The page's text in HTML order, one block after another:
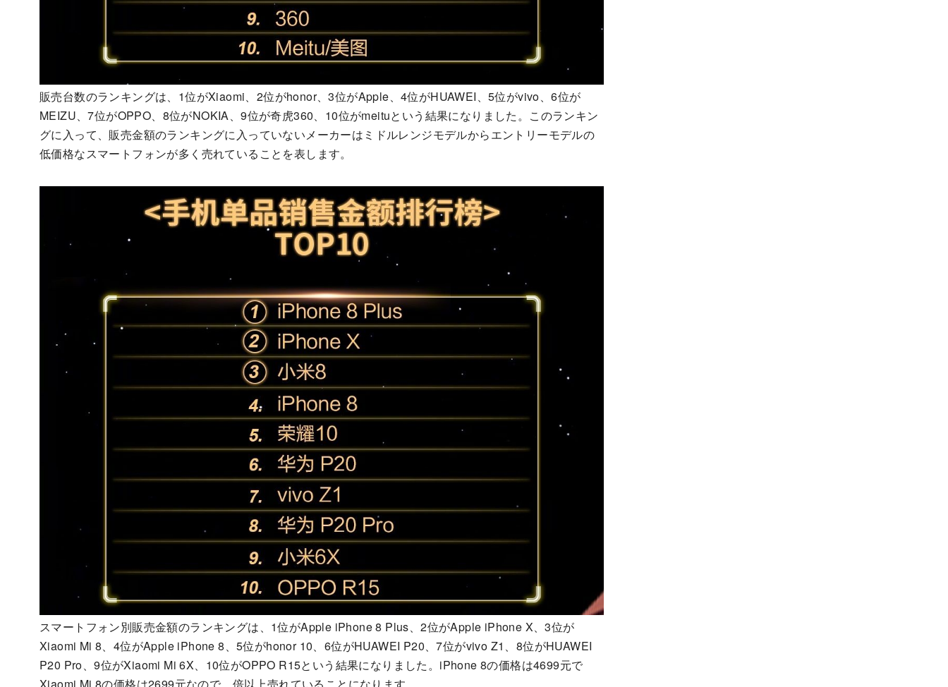
販売台数のランキングは、1位がXiaomi、2位がhonor、3位がApple、4位がHUAWEI、5位がvivo、6位が
MEIZU、7位がOPPO、8位がNOKIA、9位が奇虎360、10位がmeituという結果になりました。このランキン
グに入って、販売金額のランキングに入っていないメーカーはミドルレンジモデルからエントリーモデルの
低価格なスマートフォンが多く売れていることを表します。
スマートフォン別販売金額のランキングは、1位がApple iPhone 8 Plus、2位がApple iPhone X、3位が
Xiaomi Mi 8、4位がApple iPhone 8、5位がhonor 10、6位がHUAWEI P20、7位がvivo Z1、8位がHUAWEI
P20 Pro、9位がXiaomi Mi 6X、10位がOPPO R15という結果になりました。iPhone 8の価格は4699元で
Xiaomi Mi 8の価格は2699元なので、倍以上売れていることになります。